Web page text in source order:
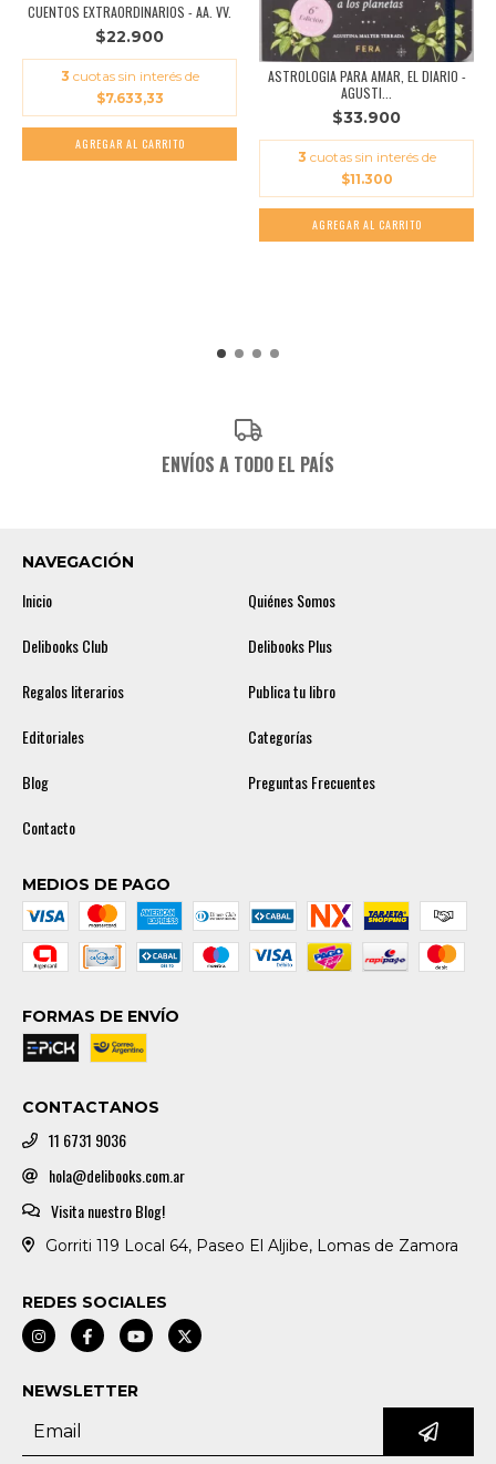
CUENTOS EXTRAORDINARIOS - AA. VV.
$22.900
3 cuotas sin interés de
$7.633,33
ASTROLOGIA PARA AMAR, EL DIARIO -
AGUSTI...
$33.900
3 cuotas sin interés de
$11.300
ENVÍOS A TODO EL PAÍS
NAVEGACIÓN
Inicio
Quiénes Somos
Delibooks Club
Delibooks Plus
Regalos literarios
Publica tu libro
Editoriales
Categorías
Blog
Preguntas Frecuentes
Contacto
MEDIOS DE PAGO
FORMAS DE ENVÍO
CONTACTANOS
11 6731 9036
hola@delibooks.com.ar
Visita nuestro Blog!
Gorriti 119 Local 64, Paseo El Aljibe, Lomas de Zamora
REDES SOCIALES
NEWSLETTER